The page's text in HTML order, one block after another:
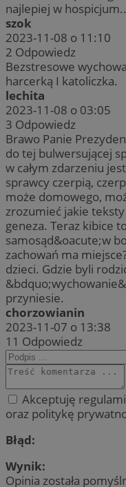
najlepiej w
szok
2023-11-08 o 11:10
2 Odpowiedz
Bezstresowe
harcerką I katoliczka.
lechita
2023-11-08 o 03:05
3 Odpowiedz
Brawo Panie
do tej bulwersującej
w całym zdarzeniu
sprawcy czerpią,
może domowego,
zrozumieć jakie
geneza. Teraz kibice
samosąd&oacute;w
zachowań ma
dzieci. Gdzie byli
przyniesie.
chorzowianin
2023-11-07 o 13:38
11 Odpowiedz
Akceptuję
oraz politykę
Błąd:
Wynik:
Opinia została